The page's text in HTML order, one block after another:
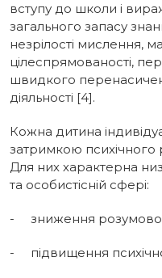
вступу до школи і
загального запасу
незрілості мислення,
цілеспрямованості,
швидкого
діяльності [4].
Кожна дитина
затримкою психічного
Для них характерна
та особистісній сфері:
- зниження розумової
- підвищення